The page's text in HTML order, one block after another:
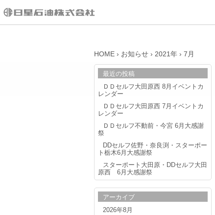
HOME › お知らせ › 2021年 › 7月
最近の投稿
ＤＤセルフ大田原西 8月イベントカ
レンダー
ＤＤセルフ大田原西 7月イベントカ
レンダー
ＤＤセルフ不動前・今宮 6月大感謝
祭
DDセルフ佐野・奈良渕・スターポー
ト栃木6月大感謝祭
スターポート大田原・DDセルフ大田
原西 6月大感謝祭
アーカイブ
2026年8月